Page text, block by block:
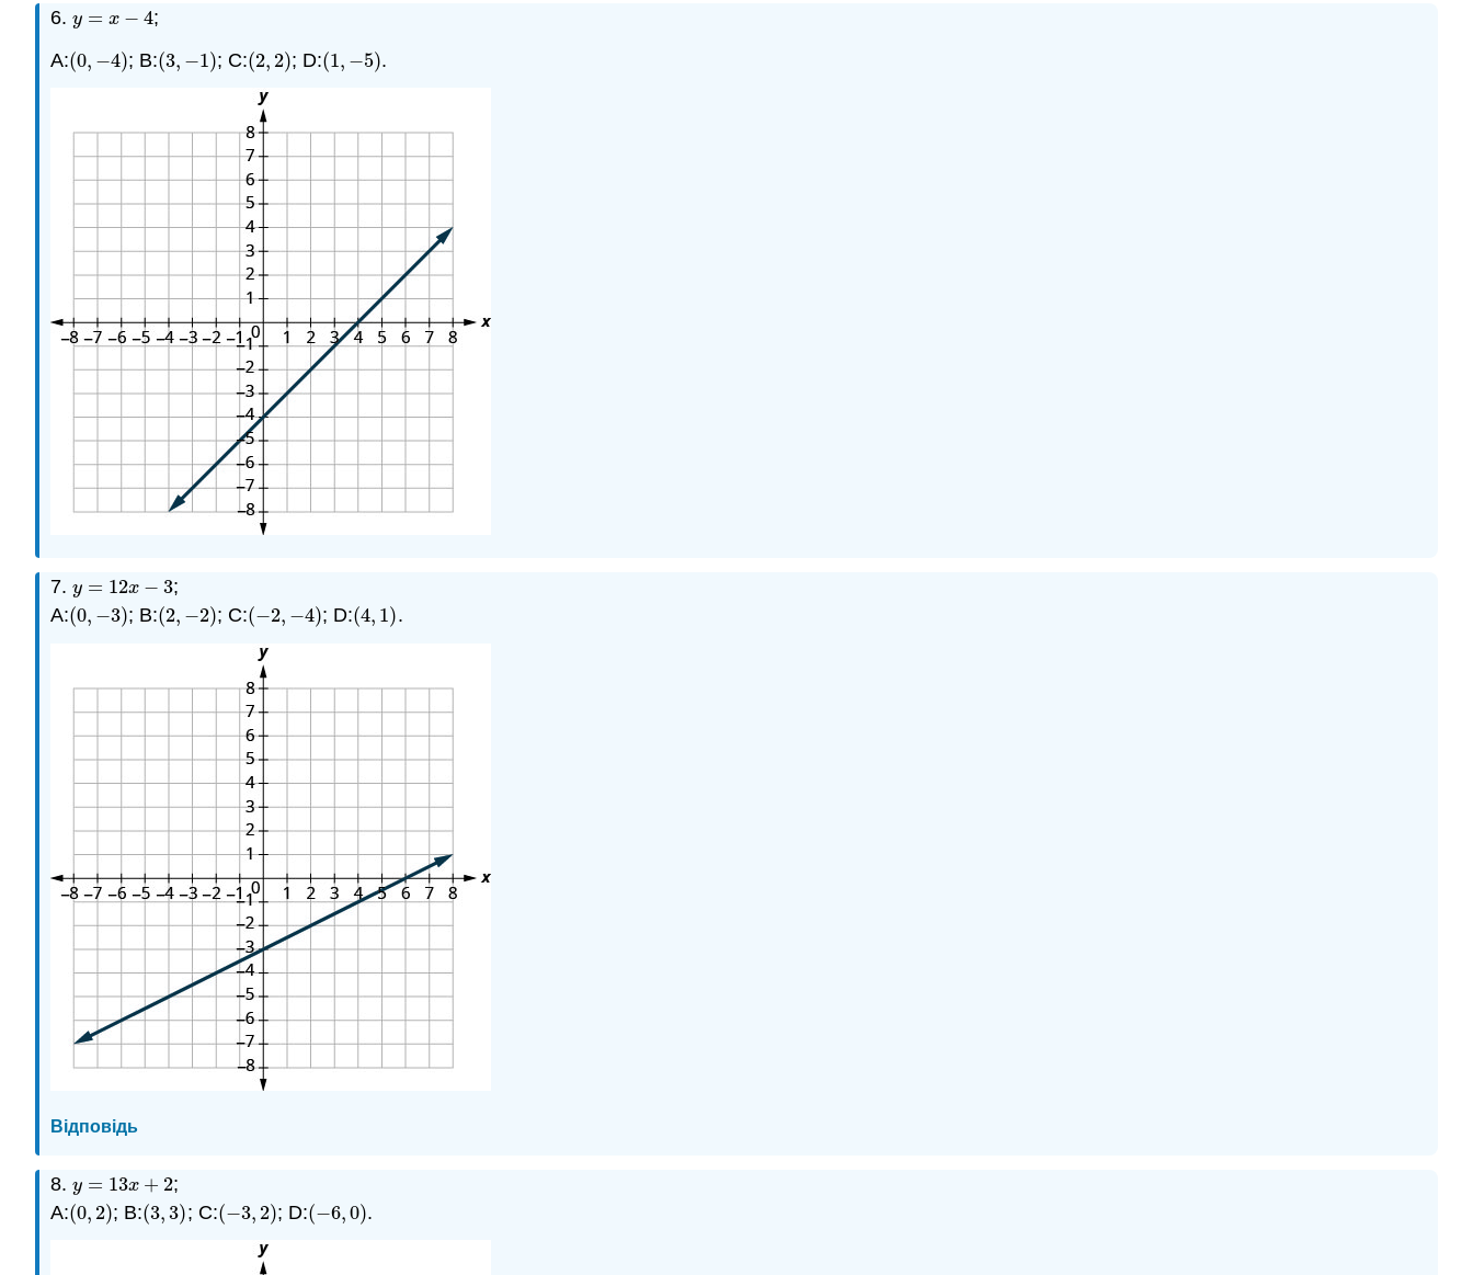
6. y = x − 4
y =x −4
;
A:(0, −4)
(0, −4) ; B:(3, −1)
(3, −1) ; C:(2, 2)
(2, 2) ; D:(1, −5)
(1, −5) .
7. y = 12x − 3
y =12x−3
;
A:(0, −3)
(0, −3) ; B:(2, −2)
(2, −2) ; C:(−2, −4)
(−2,−4) ; D:(4, 1)
(4, 1) .
Відповідь
8. y = 13x + 2
y =13x+2
;
A:(0, 2)
(0, 2) ; B:(3, 3)
(3, 3) ; C:(−3, 2)
(−3,2) ; D:(−6,0)
(−6,0) .